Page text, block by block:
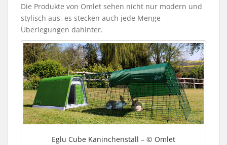
Die Produkte von Omlet sehen nicht nur modern und
stylisch aus, es stecken auch jede Menge
Überlegungen dahinter.
Eglu Cube Kaninchenstall – © Omlet